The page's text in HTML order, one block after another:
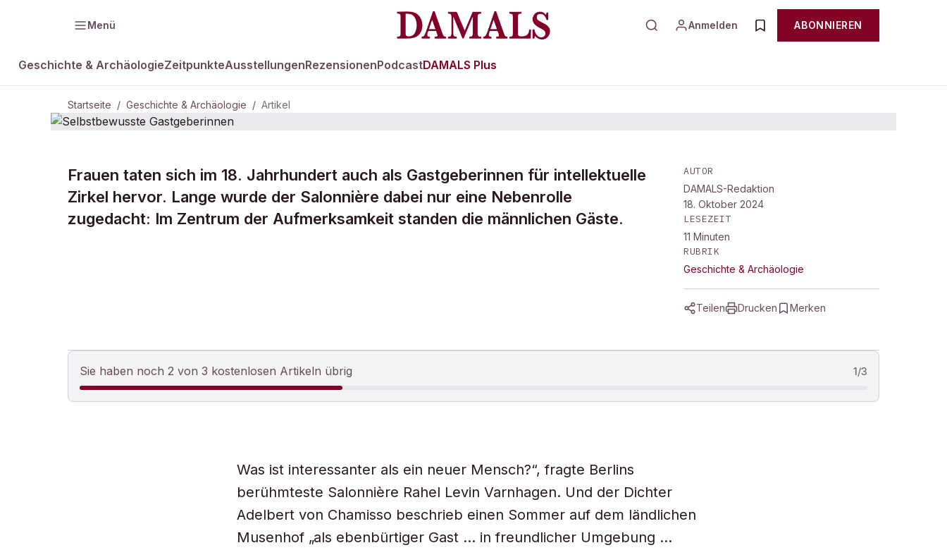
Menü Anmelden ABONNIEREN
Geschichte & ArchäologieZeitpunkteAusstellungenRezensionenPodcastDAMALS Plus
Startseite / Geschichte & Archäologie / Artikel
DAMALS PlusGESCHICHTE & ARCHÄOLOGIE
Selbstbewusste
Frauen taten sich im 18. Jahrhundert auch als Gastgeberinnen für intellektuelle
Zirkel hervor. Lange wurde der Salonnière dabei nur eine Nebenrolle
zugedacht: Im Zentrum der Aufmerksamkeit standen die männlichen Gäste.
AUTOR
DAMALS-Redaktion
18. Oktober 2024
LESEZEIT
11 Minuten
RUBRIK
Geschichte & Archäologie
Teilen Drucken Merken
Sie haben noch 2 von 3 kostenlosen Artikeln übrig 1/3
Was ist interessanter als ein neuer Mensch?“, fragte Berlins
berühmteste Salonnière Rahel Levin Varnhagen. Und der Dichter
Adelbert von Chamisso beschrieb einen Sommer auf dem ländlichen
Musenhof „als ebenbürtiger Gast … in freundlicher Umgebung …